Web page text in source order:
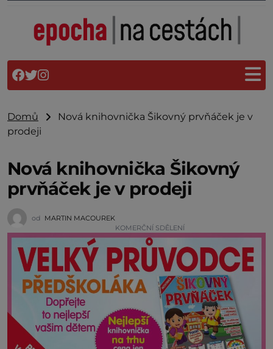
Domů
Nová knihovnička Šikovný prvňáček je v
prodeji
Nová knihovnička Šikovný
prvňáček je v prodeji
od MARTIN MACOUREK
KOMERČNÍ SDĚLENÍ